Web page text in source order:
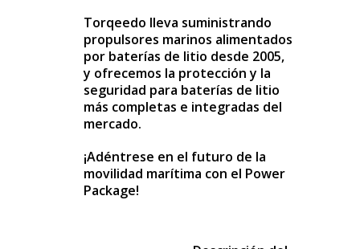
Torqeedo lleva suministrando
propulsores marinos alimentados
por baterías de litio desde 2005,
y ofrecemos la protección y la
seguridad para baterías de litio
más completas e integradas del
mercado.
¡Adéntrese en el futuro de la
movilidad marítima con el Power
Package!